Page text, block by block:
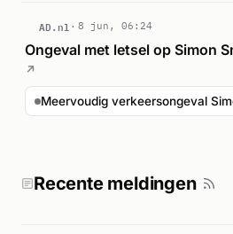
AD.nl 8 jun, 06:24
Ongeval met letsel op Simon
↗
Recente meldingen